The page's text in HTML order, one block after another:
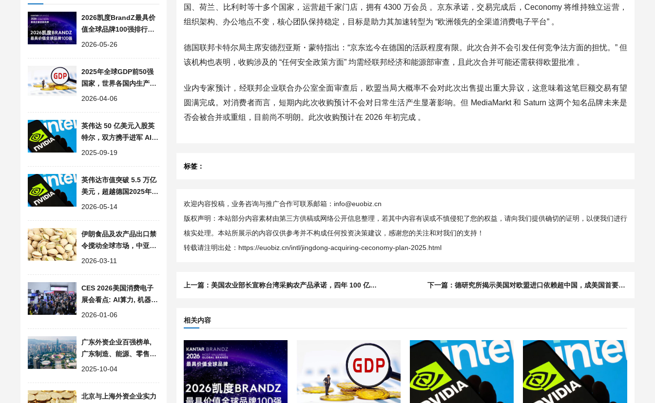
2026凯度BrandZ最具价
值全球品牌100强排行榜
单, 世界知名企业名录
2026-05-26
2025年全球GDP前50强
国家，世界各国内生产总
值排名榜单与主要产业分
2026-04-06
英伟达 50 亿美元入股英
特尔，双方携手进军 AI
市场
2025-09-19
英伟达市值突破 5.5 万亿
美元，超越德国2025年G
DP，登顶全球企业之巅
2026-05-14
伊朗食品及农产品出口禁
令搅动全球市场，中亚与
中国新疆迎替代机遇​
2026-03-11
CES 2026美国消费电子
展会看点: AI算力, 机器
人, 无人驾驶, 智能家居科
2026-01-06
广东外资企业百强榜单,
广东制造、能源、零售行
业外企名单
2025-10-04
北京与上海外资企业实力
国、荷兰、比利时等十多个国家，运营超千家门店，拥有 4300 万会员 。京东承诺，交易完成后，Ceconomy 将维持独立运营，
组织架构、办公地点不变，核心团队保持稳定，目标是助力其加速转型为 “欧洲领先的全渠道消费电子平台” 。
德国联邦卡特尔局主席安德烈亚斯・蒙特指出：“京东迄今在德国的活跃程度有限。此次合并不会引发任何竞争法方面的担忧。” 但
该机构也表明，收购涉及的 “任何安全政策方面” 均需经联邦经济和能源部审查，且此次合并可能还需获得欧盟批准 。
业内专家预计，经联邦企业联合办公室全面审查后，欧盟当局大概率不会对此次出售提出重大异议，这意味着这笔巨额交易有望
圆满完成。对消费者而言，短期内此次收购预计不会对日常生活产生显著影响。但 MediaMarkt 和 Saturn 这两个知名品牌未来是
否会被合并或重组，目前尚不明朗。此次收购预计在 2026 年初完成 。
标签：
欢迎内容投稿，业务咨询与推广合作可联系邮箱：info@euobiz.cn
版权声明：本站部分内容素材由第三方供稿或网络公开信息整理，若其中内容有误或不慎侵犯了您的权益，请向我们提供确切的证明，以便我们进行
核实处理。本站所展示的内容仅供参考并不构成任何投资决策建议，感谢您的关注和对我们的支持！
转载请注明出处： https://euobiz.cn/intl/jingdong-acquiring-ceconomy-plan-2025.html
上一篇： 美国农业部长宣称台湾采购农产品承诺，四年 100 亿美元，实为台争取关税让步 下一篇：德研究所揭示美国对欧盟进口依赖超中国，成美国首要进口来源地
相关内容